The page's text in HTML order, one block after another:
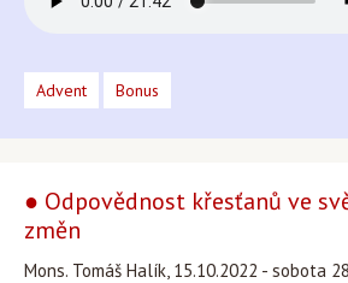
Advent Bonus
● Odpovědnost křesťanů ve
změn
Mons. Tomáš Halík, 15.10.2022 - sobota